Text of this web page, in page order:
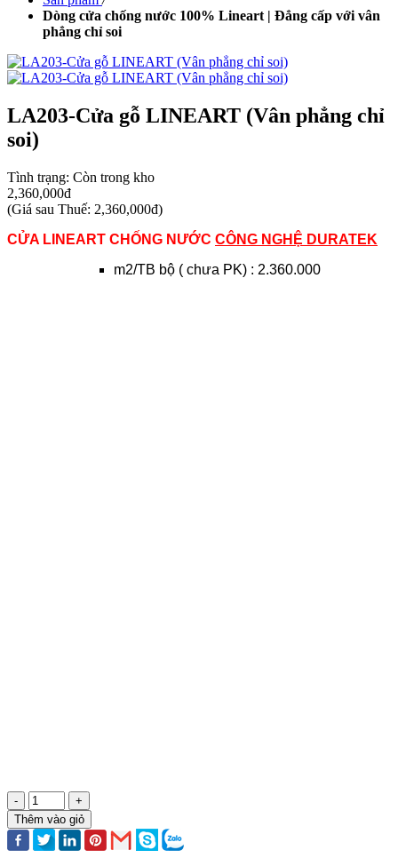
Dòng cửa chống nước 100% Lineart | Đẳng cấp với vân
phẳng chỉ soi
LA203-Cửa gỗ LINEART (Vân phẳng chỉ
soi)
Tình trạng: Còn trong kho
2,360,000đ
(Giá sau Thuế: 2,360,000đ)
CỬA LINEART CHỐNG NƯỚC CÔNG NGHỆ DURATEK
m2/TB bộ ( chưa PK) : 2.360.000
-
+
Thêm vào giỏ